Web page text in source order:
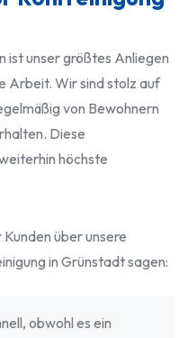
ist unser größtes Anliegen
Arbeit. Wir sind stolz auf
von Bewohnern
Diese
höchste
über unsere
in Grünstadt sagen:
obwohl es ein